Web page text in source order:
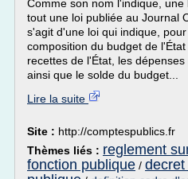
Comme son nom l'indique,
tout une loi publiée au Journal
s'agit d'une loi qui indique,
composition du budget de
recettes de l'État, les
ainsi que le solde du budget...
Lire la suite
Site : http://comptespublics.fr
Thèmes liés : reglement
fonction publique /